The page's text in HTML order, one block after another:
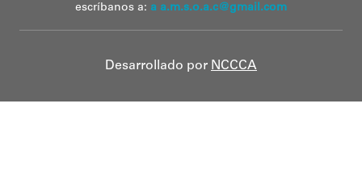
escríbanos a: a a.m.s.o.a.c@gmail.com
Desarrollado por NCCCA